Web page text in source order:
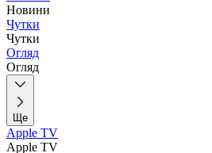
Новини
Чутки
Чутки
Огляд
Огляд
Ще
Apple TV
Apple TV